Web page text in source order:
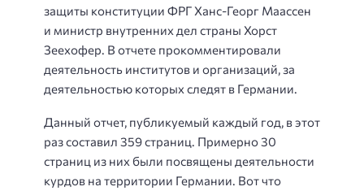
защиты конституции ФРГ Ханс-Георг Маассен
и министр внутренних дел страны Хорст
Зеехофер. В отчете прокомментировали
деятельность институтов и организаций, за
деятельностью которых следят в Германии.
Данный отчет, публикуемый каждый год, в этот
раз составил 359 страниц. Примерно 30
страниц из них были посвящены деятельности
курдов на территории Германии. Вот что